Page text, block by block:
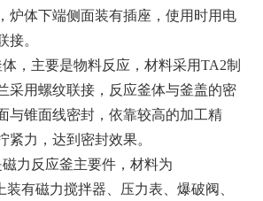
炉体下端侧面装有插座，使用时用电
接。
，主要是物料反应，材料采用TA2制
采用螺纹联接，反应釜体与釜盖的密
与锥面线密封，依靠较高的加工精
紧力，达到密封效果。
力反应釜主要件，材料为
装有磁力搅拌器、压力表、爆破阀、